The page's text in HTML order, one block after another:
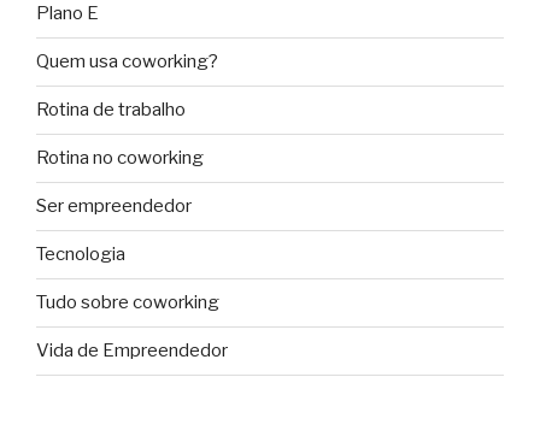
Plano E
Quem usa coworking?
Rotina de trabalho
Rotina no coworking
Ser empreendedor
Tecnologia
Tudo sobre coworking
Vida de Empreendedor